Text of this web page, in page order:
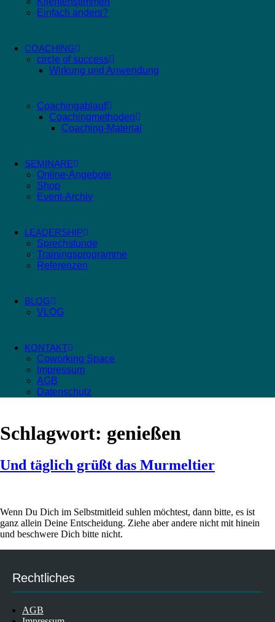
Einfach anders?
COACHING
circle of success
Wirkung und Anwendung
Coachingablauf
Coachingmethoden
Coaching-Material
SEMINARE
Online-Angebote
Shop
Event-Archiv
LEADERSHIP
Sprechstunde
Trainingsprogramme
Referenzen
BLOG
VLOG
KONTAKT
Coworking Space
Impressum
AGB
Datenschutz
Schlagwort: genießen
Und täglich grüßt das Murmeltier
Wenn Du Dich im Selbstmitleid suhlen möchtest, dann bitte, es ist
ganz allein Deine Entscheidung. Ziehe aber andere nicht mit hinein
und beschwere Dich bitte nicht.
Rechtliches
AGB